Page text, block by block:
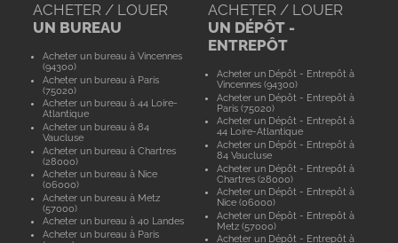
ACHETER / LOUER
UN BUREAU
Acheter un bureau à Vincennes
(94300)
Acheter un bureau à Paris
(75020)
Acheter un bureau à 44 Loire-
Atlantique
Acheter un bureau à 84
Vaucluse
Acheter un bureau à Chartres
(28000)
Acheter un bureau à Nice
(06000)
Acheter un bureau à Metz
(57000)
Acheter un bureau à 40 Landes
Acheter un bureau à Paris
ACHETER / LOUER
UN DÉPÔT -
ENTREPÔT
Acheter un Dépôt - Entrepôt à
Vincennes (94300)
Acheter un Dépôt - Entrepôt à
Paris (75020)
Acheter un Dépôt - Entrepôt à
44 Loire-Atlantique
Acheter un Dépôt - Entrepôt à
84 Vaucluse
Acheter un Dépôt - Entrepôt à
Chartres (28000)
Acheter un Dépôt - Entrepôt à
Nice (06000)
Acheter un Dépôt - Entrepôt à
Metz (57000)
Acheter un Dépôt - Entrepôt à